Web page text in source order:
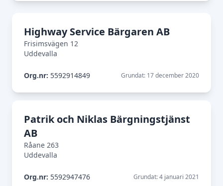
Highway Service Bärgaren AB
Frisimsvägen 12
Uddevalla
Org.nr: 5592914849 Grundat: 17 december 2020
Patrik och Niklas Bärgningstjänst
AB
Råane 263
Uddevalla
Org.nr: 5592947476 Grundat: 4 januari 2021